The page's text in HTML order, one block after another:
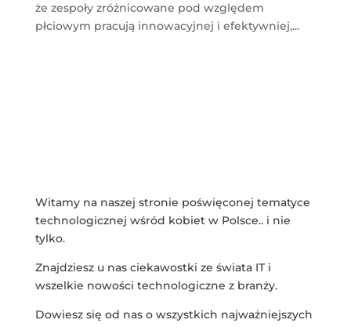
że zespoły zróżnicowane pod względem
płciowym pracują innowacyjnej i efektywniej,...
Witamy na naszej stronie poświęconej tematyce
technologicznej wśród kobiet w Polsce.. i nie
tylko.
Znajdziesz u nas ciekawostki ze świata IT i
wszelkie nowości technologiczne z branży.
Dowiesz się od nas o wszystkich najważniejszych